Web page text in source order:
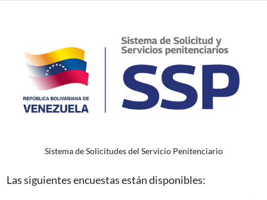
Sistema de Solicitudes del Servicio Penitenciario
Las siguientes encuestas están disponibles: